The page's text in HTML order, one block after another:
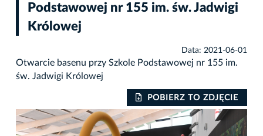
Podstawowej nr 155 im. św. Jadwigi
Królowej
Data: 2021-06-01
Otwarcie basenu przy Szkole Podstawowej nr 155 im.
św. Jadwigi Królowej
POBIERZ TO ZDJĘCIE